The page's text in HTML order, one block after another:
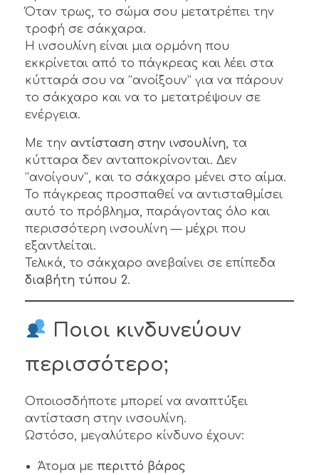
Όταν τρως, το σώμα σου μετατρέπει την
τροφή σε σάκχαρα.
Η ινσουλίνη είναι μια ορμόνη που
εκκρίνεται από το πάγκρεας και λέει στα
κύτταρά σου να “ανοίξουν” για να πάρουν
το σάκχαρο και να το μετατρέψουν σε
ενέργεια.
Με την αντίσταση στην ινσουλίνη , τα
κύτταρα δεν ανταποκρίνονται. Δεν
“ανοίγουν”, και το σάκχαρο μένει στο αίμα.
Το πάγκρεας προσπαθεί να αντισταθμίσει
αυτό το πρόβλημα, παράγοντας όλο και
περισσότερη ινσουλίνη — μέχρι που
εξαντλείται.
Τελικά, το σάκχαρο ανεβαίνει σε επίπεδα
διαβήτη τύπου 2.
Ποιοι κινδυνεύουν
περισσότερο;
Οποιοσδήποτε μπορεί να αναπτύξει
αντίσταση στην ινσουλίνη.
Ωστόσο, μεγαλύτερο κίνδυνο έχουν:
Άτομα με περιττό βάρος